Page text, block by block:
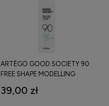
ARTÈGO GOOD SOCIETY 90
FREE SHAPE MODELLING
MODELUJĄCA 250 ML
39,00 zł